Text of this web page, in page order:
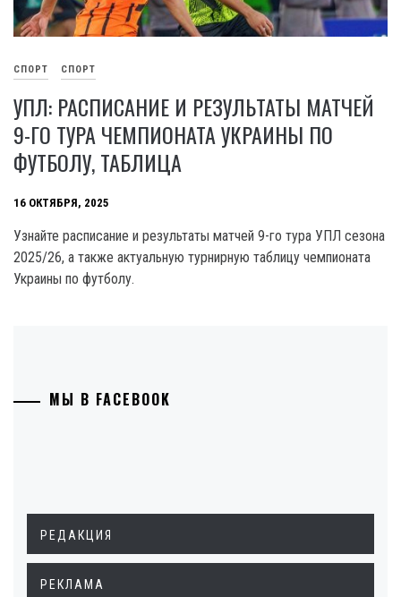
СПОРТ СПОРТ
УПЛ: РАСПИСАНИЕ И РЕЗУЛЬТАТЫ МАТЧЕЙ
9-ГО ТУРА ЧЕМПИОНАТА УКРАИНЫ ПО
ФУТБОЛУ, ТАБЛИЦА
16 ОКТЯБРЯ, 2025
Узнайте расписание и результаты матчей 9-го тура УПЛ сезона
2025/26, а также актуальную турнирную таблицу чемпионата
Украины по футболу.
МЫ В FACEBOOK
РЕДАКЦИЯ
РЕКЛАМА